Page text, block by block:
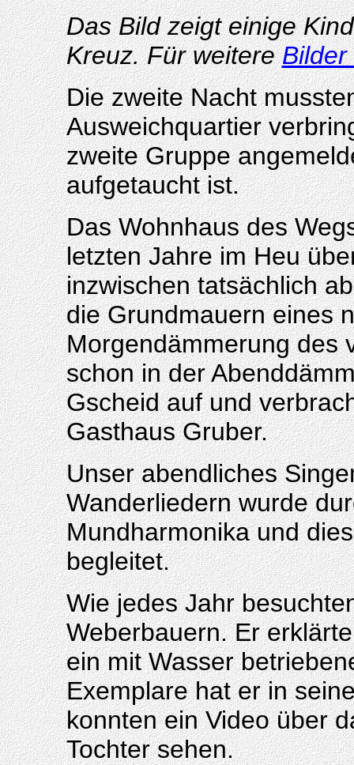
Das Bild zeigt einige
Kreuz. Für weitereBilder
Die zweite Nacht
Ausweichquartier
zweite Gruppe
aufgetaucht ist.
Das Wohnhaus des
letzten Jahre im Heu
inzwischen tatsächlich
die Grundmauern eines
Morgendämmerung des
schon in der
Gscheid auf und
Gasthaus Gruber.
Unser abendliches
Wanderliedern wurde
Mundharmonika und
begleitet.
Wie jedes Jahr
Weberbauern. Er
ein mit Wasser
Exemplare hat er in
konnten ein Video über
Tochter sehen.